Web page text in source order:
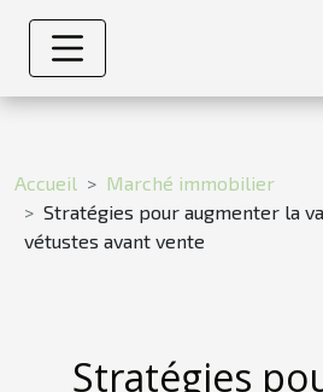
Accueil
Marché immobilier
Stratégies pour augmenter la
vétustes avant vente
Stratégies